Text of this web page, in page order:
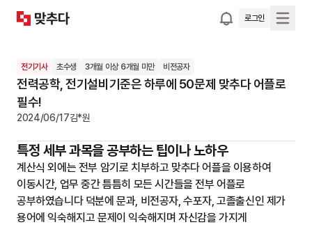
로그인
전기기사 초수생 3개월 이상 6개월 미만 비전공자
전력공학, 전기설비기준은 하루에 50문제 맞추다 어플로
필수!
2024/06/17김*원
특정 세부 과목을 공부하는 팁이나 노하우
계산식 외에는 전부 암기로 치부하고 맞추다 어플을 이용하여
이동시간, 업무 중간 틈틈히 모든 시간들을 전부 어플로
공부하였습니다 덕분에 문과, 비전공자, 수포자, 고졸출신인 제가
용어에 익숙해지고 문제이 익숙해지며 자신감을 가지게